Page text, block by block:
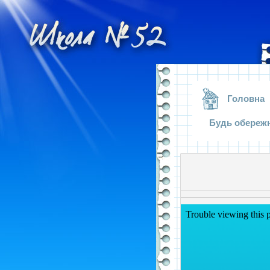
.
Головна
Будь